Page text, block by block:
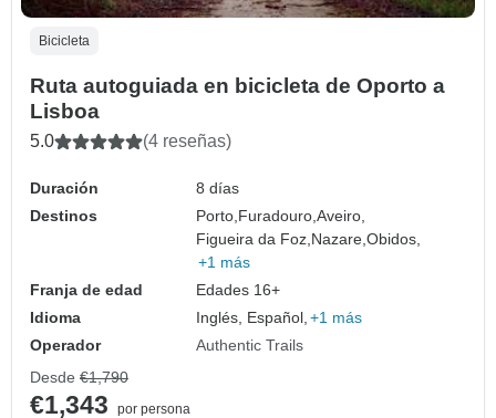
Bicicleta
Ruta autoguiada en bicicleta de Oporto a
Lisboa
5.0 (4 reseñas)
Duración
8 días
Destinos
Porto, Furadouro,Aveiro,
Figueira da Foz, Nazare,Obidos,
+1 más
Franja de edad
Edades 16+
Idioma
Inglés, Español, +1 más
Operador
Authentic Trails
Desde €1,790
€1,343 por persona